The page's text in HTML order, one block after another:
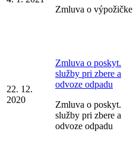
Zmluva o výpožičke
22. 12.
2020
Zmluva o poskyt.
služby pri zbere a
odvoze odpadu
Zmluva o poskyt.
služby pri zbere a
odvoze odpadu